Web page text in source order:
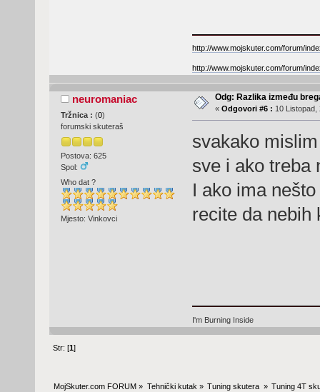
http://www.mojskuter.com/forum/
http://www.mojskuter.com/forum/
neuromaniac
Tržnica : (0)
forumski skuteraš
Postova: 625
Spol:
Who dat ?
Mjesto: Vinkovci
Odg: Razlika između
« Odgovori #6 : 10 Listopad,
svakako
sve i ako treba
I ako ima
recite da nebih
I'm Burning Inside
Str: [1]
MojSkuter.com FORUM » Tehnički kutak » Tuning skutera » Tuning 4T